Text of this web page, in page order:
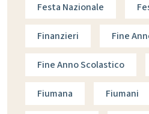
Festa Nazionale
Finanzieri Fine
Fine Anno Scolastico
Fiumana Fiumani